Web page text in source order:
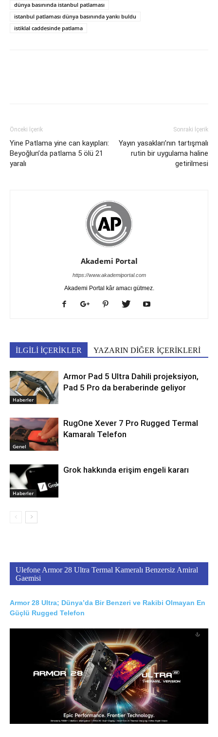
dünya basınında istanbul patlaması
istanbul patlaması dünya basınında yankı buldu
istiklal caddesinde patlama
Önceki İçerik
Yine Patlama yine can kayıpları:
Beyoğlun’da patlama 5 ölü 21
yaralı
Sonraki İçerik
Yayın yasakları’nın tartışmalı
rutin bir uygulama haline
getirilmesi
Akademi Portal
https://www.akademiportal.com
Akademi Portal kâr amacı gütmez.
İLGİLİ İÇERİKLER YAZARIN DİĞER İÇERİKLERİ
Haberler
Armor Pad 5 Ultra Dahili projeksiyon,
Pad 5 Pro da beraberinde geliyor
Genel
RugOne Xever 7 Pro Rugged Termal
Kamaralı Telefon
Haberler
Grok hakkında erişim engeli kararı
Ulefone Armor 28 Ultra Termal Kameralı Benzersiz Amiral
Gaemisi
Armor 28 Ultra; Dünya’da Bir Benzeri ve Rakibi Olmayan En
Güçlü Rugged Telefon